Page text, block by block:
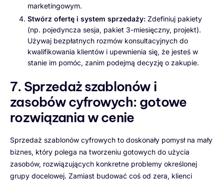
marketingowym.
Stwórz ofertę i system sprzedaży: Zdefiniuj pakiety
(np. pojedyncza sesja, pakiet 3-miesięczny, projekt).
Używaj bezpłatnych rozmów konsultacyjnych do
kwalifikowania klientów i upewnienia się, że jesteś w
stanie im pomóc, zanim podejmą decyzję o zakupie.
7. Sprzedaż szablonów i
zasobów cyfrowych: gotowe
rozwiązania w cenie
Sprzedaż szablonów cyfrowych to doskonały pomysł na mały
biznes, który polega na tworzeniu gotowych do użycia
zasobów, rozwiązujących konkretne problemy określonej
grupy docelowej. Zamiast budować coś od zera, klienci